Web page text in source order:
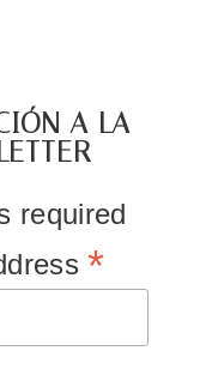
A LA
required
*